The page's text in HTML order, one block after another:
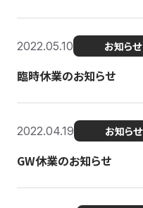
2022.05.10 お知らせ
臨時休業のお知らせ
2022.04.19 お知らせ
GW休業のお知らせ